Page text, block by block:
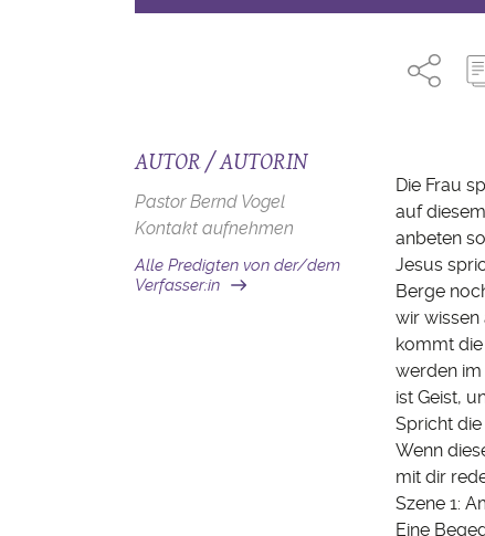
AUTOR / AUTORIN
Pastor Bernd Vogel
Kontakt aufnehmen
Alle Predigten von der/dem
Verfasser:in
Die Frau
auf
anbeten
Jesus
Berge
wir wissen
kommt
werden im
ist Geist,
Spricht
Wenn
mit dir
Szene 1:
Eine